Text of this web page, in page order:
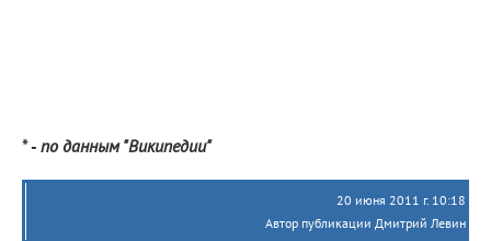
* - по данным "Википедии"
20 июня 2011 г. 10:18
Автор публикации Дмитрий Левин